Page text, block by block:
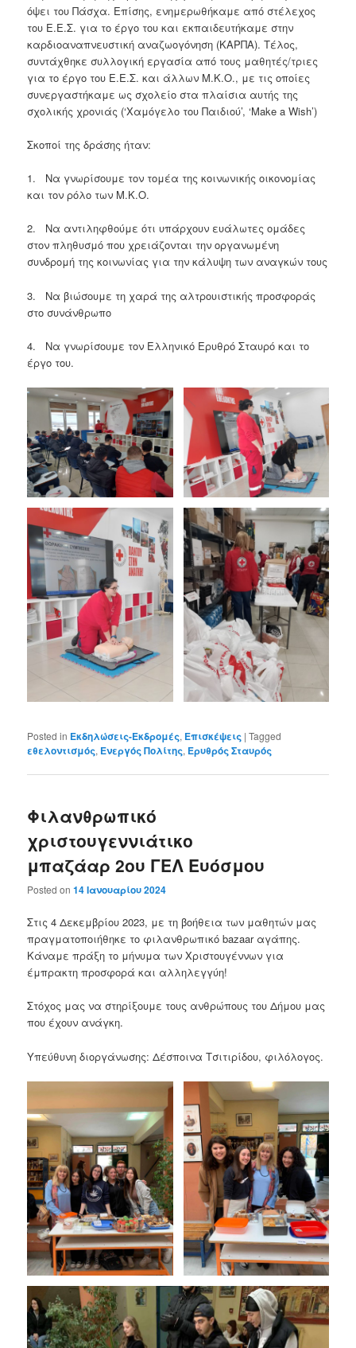
όψει του Πάσχα. Επίσης, ενημερωθήκαμε από στέλεχος
του Ε.Ε.Σ. για το έργο του και εκπαιδευτήκαμε στην
καρδιοαναπνευστική αναζωογόνηση (ΚΑΡΠΑ). Τέλος,
συντάχθηκε συλλογική εργασία από τους μαθητές/τριες
για το έργο του Ε.Ε.Σ. και άλλων Μ.Κ.Ο., με τις οποίες
συνεργαστήκαμε ως σχολείο στα πλαίσια αυτής της
σχολικής χρονιάς (‘Χαμόγελο του Παιδιού’, ‘Make a Wish’)
Σκοποί της δράσης ήταν:
1. Να γνωρίσουμε τον τομέα της κοινωνικής οικονομίας
και τον ρόλο των Μ.Κ.Ο.
2. Να αντιληφθούμε ότι υπάρχουν ευάλωτες ομάδες
στον πληθυσμό που χρειάζονται την οργανωμένη
συνδρομή της κοινωνίας για την κάλυψη των αναγκών τους
3. Να βιώσουμε τη χαρά της αλτρουιστικής προσφοράς
στο συνάνθρωπο
4. Να γνωρίσουμε τον Ελληνικό Ερυθρό Σταυρό και το
έργο του.
Posted in Εκδηλώσεις-Εκδρομές, Επισκέψεις |Tagged
εθελοντισμός, Ενεργός Πολίτης, Ερυθρός Σταυρός
Φιλανθρωπικό
χριστουγεννιάτικο
μπαζάαρ 2ου ΓΕΛ Ευόσμου
Posted on14 Ιανουαρίου 2024
Στις 4 Δεκεμβρίου 2023, με τη βοήθεια των μαθητών μας
πραγματοποιήθηκε το φιλανθρωπικό bazaar αγάπης.
Κάναμε πράξη το μήνυμα των Χριστουγέννων για
έμπρακτη προσφορά και αλληλεγγύη!
Στόχος μας να στηρίξουμε τους ανθρώπους του Δήμου μας
που έχουν ανάγκη.
Υπεύθυνη διοργάνωσης: Δέσποινα Τσιτιρίδου, φιλόλογος.